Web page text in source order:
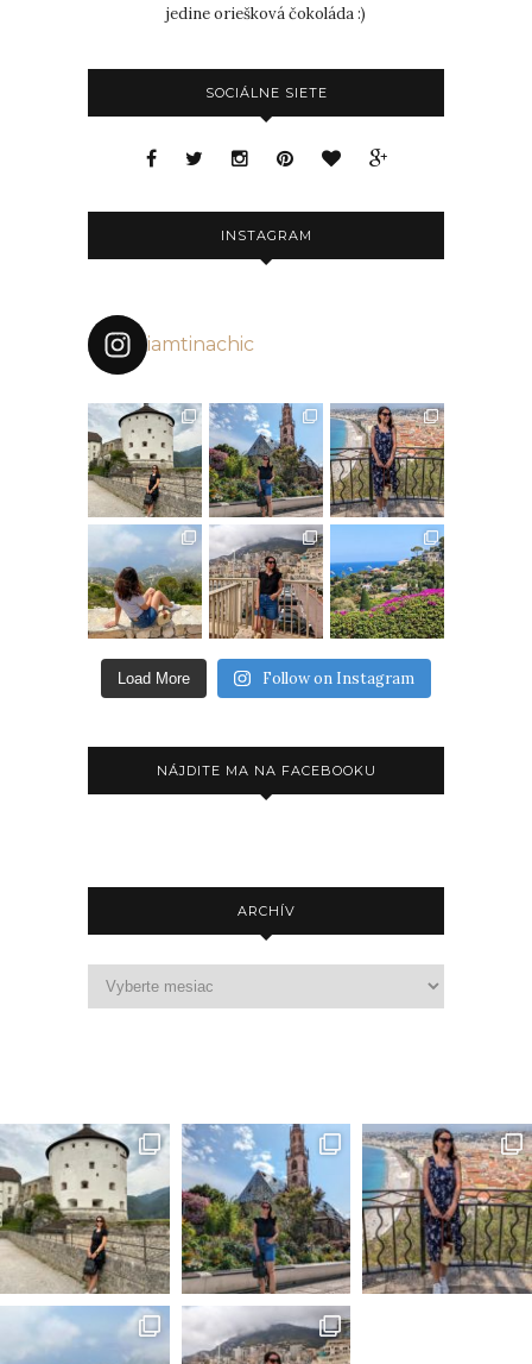
jedine oriešková čokoláda :)
SOCIÁLNE SIETE
INSTAGRAM
iamtinachic
Load More Follow on Instagram
NÁJDITE MA NA FACEBOOKU
ARCHÍV